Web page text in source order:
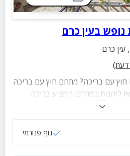
נופש בעין כרם
,עין כרם
דעת)
עם בריכה? מתחם חוץ עם בריכה
ליהנות במתחם המציע בריכה
הפסטורלי.
נוף פנורמי